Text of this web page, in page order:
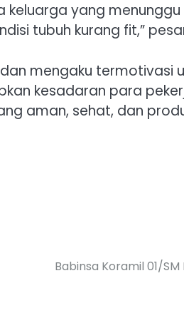
yang
tubuh kurang fit,”
mengaku termotivasi
kesadaran para
aman, sehat, dan
Babinsa Koramil 01/